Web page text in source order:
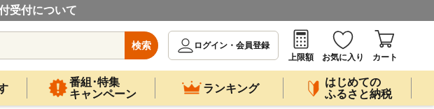
受付について
検索
ログイン・会員登録
上限額
お気に入り カート
番組･特集
キャンペーン
ランキング
はじめての
ふるさと納税